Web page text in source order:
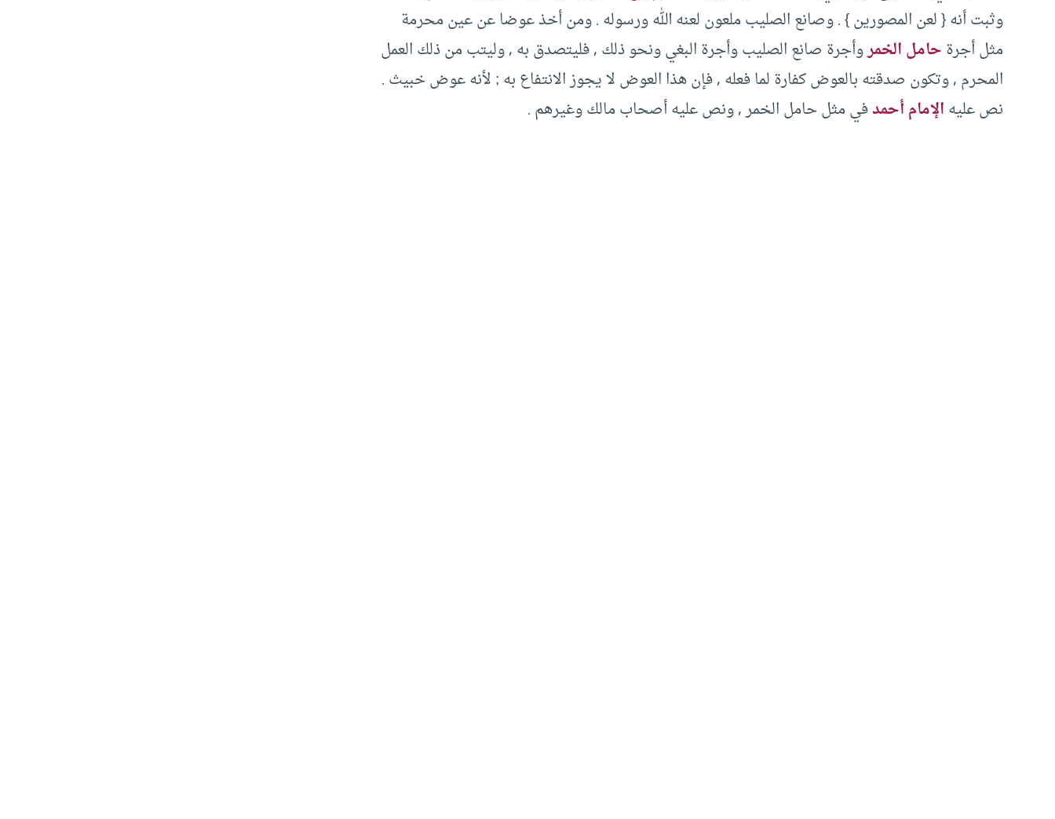
وثبت أنه { لعن المصورين } . وصانع الصليب ملعون لعنه الله ورسوله . ومن أخذ عوضا عن عين محرمة
مثل أجرةحامل الخمروأجرة صانع الصليب وأجرة البغي ونحو ذلك , فليتصدق به , وليتب من ذلك العمل
المحرم , وتكون صدقته بالعوض كفارة لما فعله , فإن هذا العوض لا يجوز الانتفاع به ; لأنه عوض خبيث .
نص عليهالإمام أحمدفي مثل حامل الخمر , ونص عليه أصحاب مالك وغيرهم .